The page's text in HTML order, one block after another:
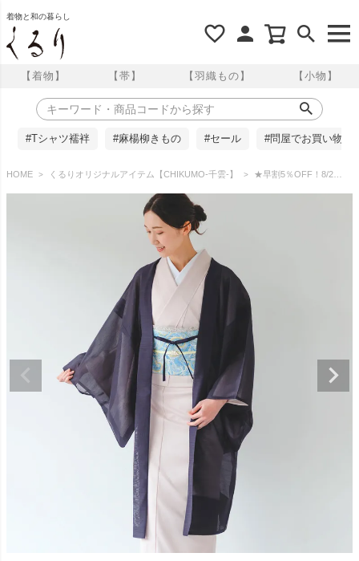
着物と和の暮らし
【着物】 【帯】 【羽織もの】 【小物】
#Tシャツ襦袢 #麻楊柳きもの #セール #問屋でお買い物
HOME くるりオリジナルアイテム【CHIKUMO-千雲-】 ★早割5％OFF！8/20（木）10時まで★【CHIKUMO-千雲-】洗える薄羽織 翠風／烏羽色 くるり